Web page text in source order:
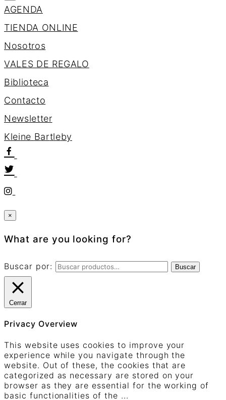
AGENDA
TIENDA ONLINE
Nosotros
VALES DE REGALO
Biblioteca
Contacto
Newsletter
Kleine Bartleby
×
What are you looking for?
Buscar por: Buscar
Cerrar
Privacy Overview
This website uses cookies to improve your
experience while you navigate through the
website. Out of these, the cookies that are
categorized as necessary are stored on your
browser as they are essential for the working of
basic functionalities of the ...